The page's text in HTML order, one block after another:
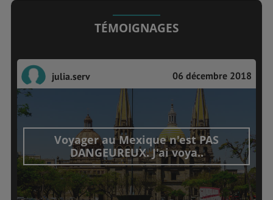
TÉMOIGNAGES
julia.serv 06 décembre 2018
Voyager au Mexique n'est PAS
DANGEUREUX. J'ai voya..